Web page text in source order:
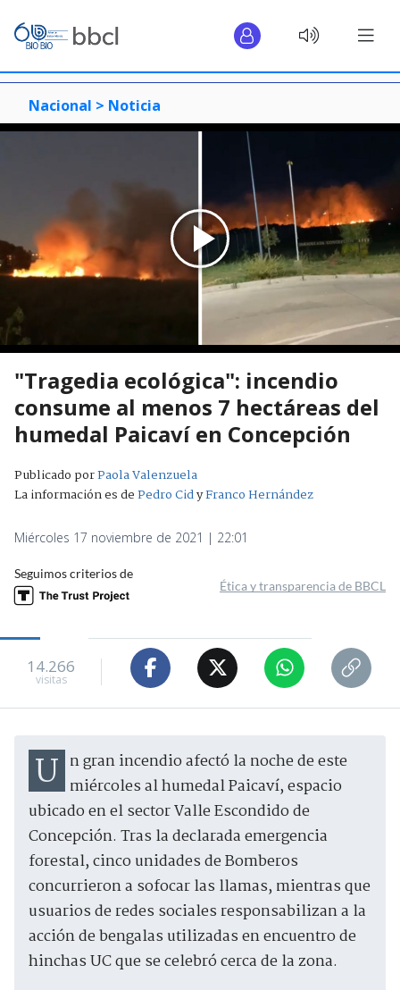
Nacional > Noticia
"Tragedia ecológica": incendio
consume al menos 7 hectáreas del
humedal Paicaví en Concepción
Publicado porPaola Valenzuela
La información es dePedro CidyFranco Hernández
Miércoles 17 noviembre de 2021 | 22:01
Seguimos criterios de
Ética y transparencia de BBCL
14.266
visitas
Un gran incendio afectó la noche de este miércoles al humedal Paicaví, espacio
ubicado en el sector Valle Escondido de
Concepción. Tras la declarada emergencia
forestal, cinco unidades de Bomberos
concurrieron a sofocar las llamas, mientras que
usuarios de redes sociales responsabilizan a la
acción de bengalas utilizadas en encuentro de
hinchas UC que se celebró cerca de la zona.